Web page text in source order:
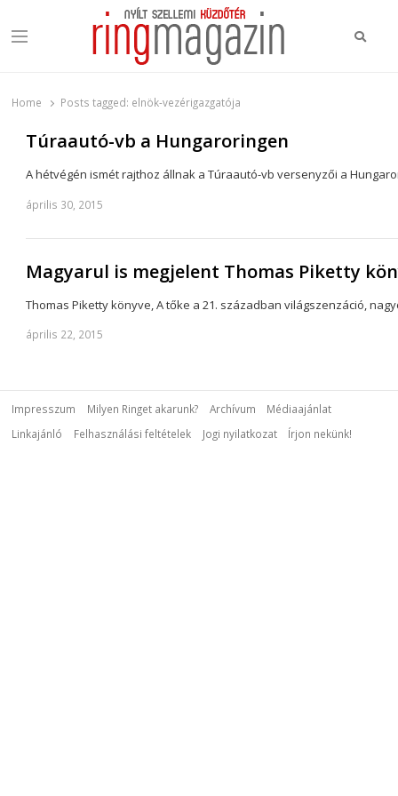
Menu
Home Posts tagged: elnök-vezérigazgatója
Túraautó-vb a Hungaroringen
A hétvégén ismét rajthoz állnak a Túraautó-vb versenyzői a
április 30, 2015
Magyarul is megjelent Thomas Piketty
Thomas Piketty könyve, A tőke a 21. században világszenzáció,
április 22, 2015
Impresszum Milyen Ringet akarunk? Archívum
Médiaajánlat
Linkajánló
Felhasználási feltételek Jogi nyilatkozat Írjon nekünk!